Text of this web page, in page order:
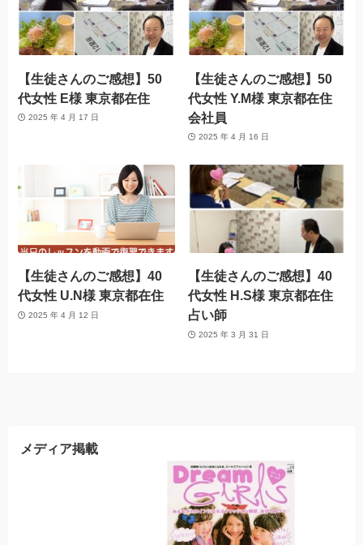
【生徒さんのご感想】50
代女性 E様 東京都在住
2025 年 4 月 17 日
【生徒さんのご感想】50
代女性 Y.M様 東京都在住
会社員
2025 年 4 月 16 日
【生徒さんのご感想】40
代女性 U.N様 東京都在住
2025 年 4 月 12 日
【生徒さんのご感想】40
代女性 H.S様 東京都在住
占い師
2025 年 3 月 31 日
メディア掲載